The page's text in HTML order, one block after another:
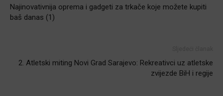
Najinovativnija oprema i gadgeti za trkače koje možete kupiti
baš danas (1)
2. Atletski miting Novi Grad Sarajevo: Rekreativci uz atletske
zvijezde BiH i regije